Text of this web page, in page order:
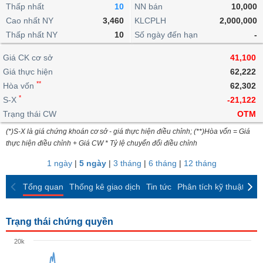
lỗ
dịch
nội
Niên
giám
Tài
liệu
cổ
Định
giá
ngoài
doanh
Top
cổ
phiếu
ngành
giao
dịch
dịch
Chứng
quyền
quan
Thống
giao
dịch
Thống
giao
dịch
Tin
tức
Phân
tích
kỹ
thuật
trực
tuyến
Bộ
lọc
cổ
So
sánh
Báo
cáo
Vĩ
mô
lai
Chứng
quyền
Trái
phiếu
IR
Awards
tạo
Dịch
vụ
Thấp nhất
10
Cao nhất NY
3,460
Thấp nhất NY
10
NN bán
10,000
KLCPLH
2,000,000
Số ngày đến hạn
-
Giá CK cơ sở
41,100
Giá thực hiện
62,222
Hòa vốn **
62,302
S-X *
-21,122
Trạng thái CW
OTM
(*)S-X là giá chứng khoán cơ sở - giá thực hiện điều chỉnh; (**)Hòa vốn = Giá
thực hiện điều chỉnh + Giá CW * Tỷ lệ chuyển đổi điều chỉnh
1 ngày| 5 ngày| 3 tháng | 6 tháng | 12 tháng
Tổng quan Thống kê giao dịch Tin tức Phân tích kỹ thuật
Trạng thái chứng quyền
20k
BẤT
ĐỘNG
SẢN
TÀI
CHÍNH
HÀNG
KINH